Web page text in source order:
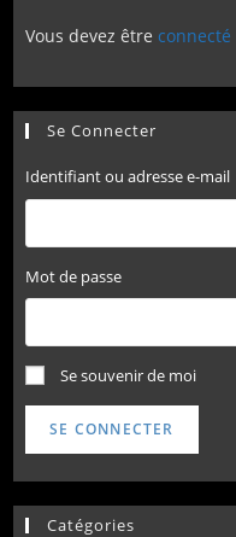
Vous devez être connecté
Se Connecter
Identifiant ou adresse e-mail
Mot de passe
Se souvenir de moi
SE CONNECTER
Catégories